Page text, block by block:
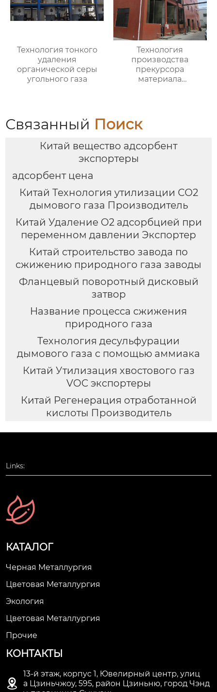
Технология тонкого
удаления
органической серы
угольного газа
Технология
производства
прекурсора
материала
Связанный Поиск
Китай вещество адсорбент
экспортеры
адсорбент цена
Китай Технология утилизации СО2
дымового газа Производитель
Китай Удаление О2 адсорбцией при
переменном давлении Экспортер
Китай строительство завода по
сжижению природного газа заводы
Фланцевый поворотный дисковый
затвор
Название процесса сжижения
природного газа
Технология десульфурации
дымового газа с помощью аммиака
Китай Утилизация хвостового газ
VOC экспортеры
Китай Регенерация отработанной
кислоты Производитель
Links:
КАТАЛОГ
Черная Металлургия
Цветовая Металлургия
Экология
Цветовая Металлургия
Прочие
КОНТАКТЫ

13-й этаж, корпус 1, Ювелирный центр, улиц
а Цзиньчжоу, 595, район Цзиньню, город Чэнд